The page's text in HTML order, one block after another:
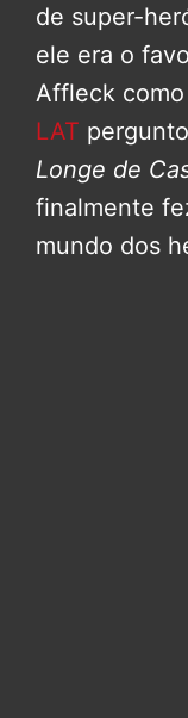
de super-
ele era o
Affleck
LAT
Longe de
finalmente
mundo dos